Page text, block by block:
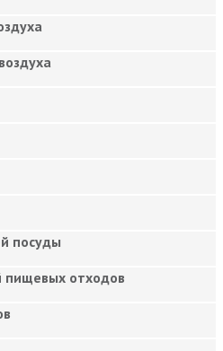
посуды
пищевых отходов